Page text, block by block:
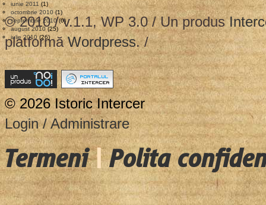
iunie 2011 (1)
octombrie 2010(1)
septembrie 2010(6)
august 2010(25)
iulie 2010(26)
© 2010 / v.1.1, WP 3.0 / Un produs
platformăWordpress. /
© 2026 Istoric Intercer
Login / Administrare
Termeni|Polita